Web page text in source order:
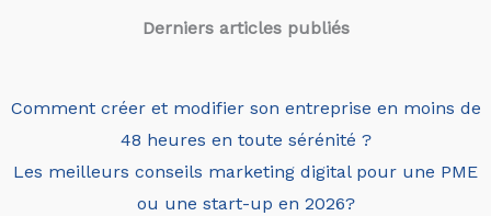
Derniers articles publiés
Comment créer et modifier son entreprise en moins de
48 heures en toute sérénité ?
Les meilleurs conseils marketing digital pour une PME
ou une start-up en 2026?